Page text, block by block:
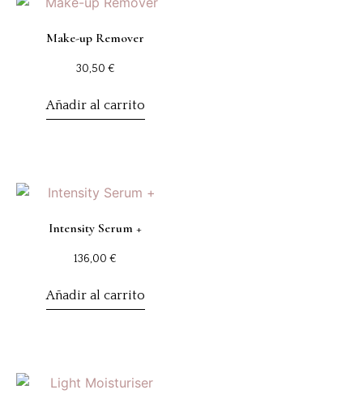
Make-up Remover
30,50 €
Añadir al carrito
Intensity Serum +
136,00€
Añadir al carrito